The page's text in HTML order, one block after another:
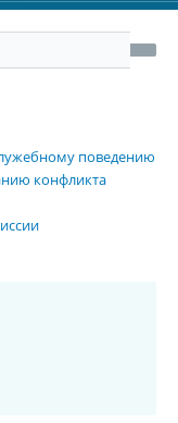
поведению
конфликта